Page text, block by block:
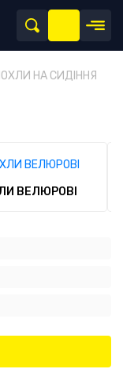
НА СИДІННЯ
ВЕЛЮРОВІ